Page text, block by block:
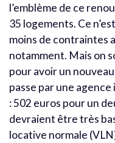
l’emblème de ce
35 logements. Ce
moins de contraintes
notamment. Mais on
pour avoir un
passe par une
: 502 euros pour un
devraient être très
locative normale